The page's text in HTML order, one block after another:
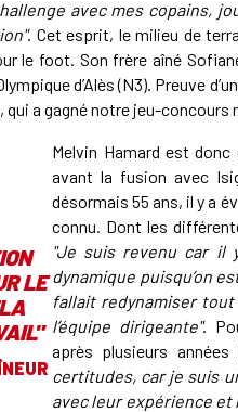
avec mes
. Cet esprit, le milieu de
le foot. Son frère aîné
d’Alès (N3). Preuve
qui a gagné notre jeu-concours
LE
"
Melvin Hamard est
avant la fusion avec
désormais 55 ans, il y a
connu. Dont les
"Je suis revenu car il
dynamique puisqu’on
fallait redynamiser tout
l’équipe dirigeante".
après plusieurs
certitudes, car je suis
avec leur expérience